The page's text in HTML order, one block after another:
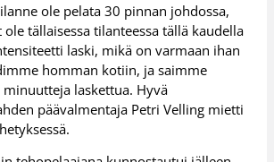
ole pelata 30 pinnan johdossa,
tällaisessa tilanteessa tällä kaudella
laski, mikä on varmaan ihan
homman kotiin, ja saimme
laskettua. Hyvä
päävalmentaja Petri Velling mietti